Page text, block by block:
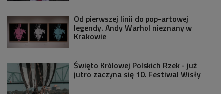
Od pierwszej linii do pop-artowej
legendy. Andy Warhol nieznany w
Krakowie
Święto Królowej Polskich Rzek - już
jutro zaczyna się 10. Festiwal Wisły